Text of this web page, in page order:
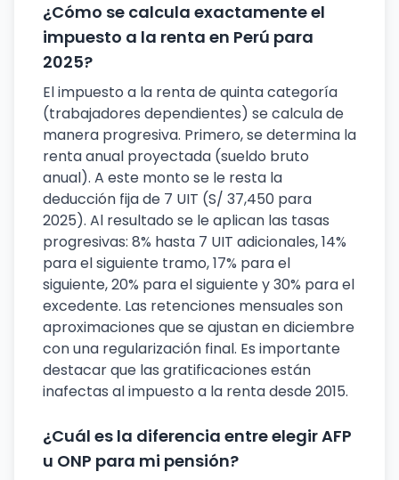
¿Cómo se calcula exactamente el
impuesto a la renta en Perú para
2025?
El impuesto a la renta de quinta categoría
(trabajadores dependientes) se calcula de
manera progresiva. Primero, se determina la
renta anual proyectada (sueldo bruto
anual). A este monto se le resta la
deducción fija de 7 UIT (S/ 37,450 para
2025). Al resultado se le aplican las tasas
progresivas: 8% hasta 7 UIT adicionales, 14%
para el siguiente tramo, 17% para el
siguiente, 20% para el siguiente y 30% para el
excedente. Las retenciones mensuales son
aproximaciones que se ajustan en diciembre
con una regularización final. Es importante
destacar que las gratificaciones están
inafectas al impuesto a la renta desde 2015.
¿Cuál es la diferencia entre elegir AFP
u ONP para mi pensión?